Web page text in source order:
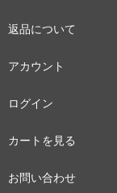
返品について
アカウント
ログイン
カートを見る
お問い合わせ